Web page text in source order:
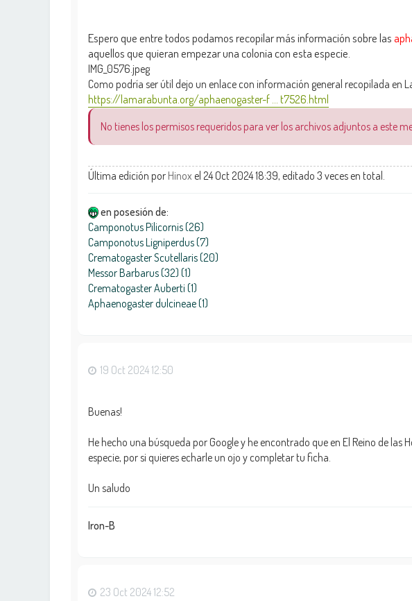
Espero que entre todos podamos recopilar más información sobre las
aquellos que quieran empezar una colonia con esta especie
IMG_0576.jpeg
Como podría ser útil dejo un enlace con información general recopilada en
https://lamarabunta.org/aphaenogaster-f ... t7526.html
No tienes los permisos requeridos para ver los archivos adjuntos a este
Última edición por Hinox el 24 Oct 2024 18:39, editado 3 veces en total.
en posesión de:
Camponotus Pilicornis (26)
Camponotus Ligniperdus (7)
Crematogaster Scutellaris (20)
Messor Barbarus (32) (1)
Crematogaster Auberti (1)
Aphaenogaster dulcineae (1)
19 Oct 2024 12:50
Buenas!
He hecho una búsqueda por Google y he encontrado que en El Reino de
especie, por si quieres echarle un ojo y completar tu ficha.
Un saludo
Iron-B
23 Oct 2024 12:52